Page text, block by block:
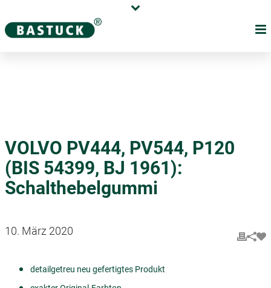
Händler
VOLVO PV444, PV544, P120
(BIS 54399, BJ 1961):
Schalthebelgummi
10. März 2020
detailgetreu neu gefertigtes Produkt